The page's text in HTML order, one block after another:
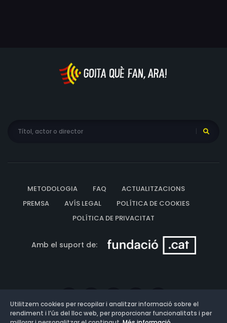
METODOLOGIA FAQ
ACTUALITZACIONS
PREMSA
AVÍS LEGAL
POLÍTICA DE COOKIES
POLÍTICA DE PRIVACITAT
Amb el suport de:
Utilitzem cookies per recopilar i analitzar informació sobre el
rendiment i l’ús del lloc web, per proporcionar funcionalitats i per